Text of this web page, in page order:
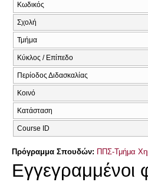
Κωδικός
Σχολή
Τμήμα
Κύκλος / Επίπεδο
Περίοδος Διδασκαλίας
Κοινό
Κατάσταση
Course ID
Πρόγραμμα Σπουδών: ΠΠΣ-Τμήμα
Εγγεγραμμένοι